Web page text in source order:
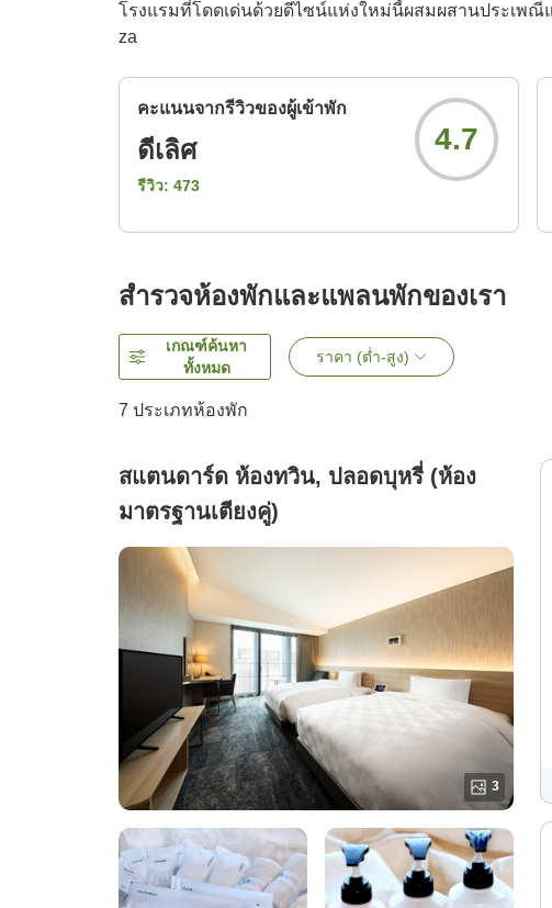
โรงแรมที่โดดเด่นด้วยดีไซน์แห่งใหม่นี้ผสมผสานประเพณี
za
คะแนนจากรีวิวของผู้เข้าพัก
ดีเลิศ
รีวิว: 473
4.7
สำรวจห้องพักและแพลนพักของเรา
เกณฑ์ค้นหา
ทั้งหมด
ราคา (ต่ำ-สูง)
7 ประเภทห้องพัก
สแตนดาร์ด ห้องทวิน, ปลอดบุหรี่ (ห้อง
มาตรฐานเตียงคู่)
3